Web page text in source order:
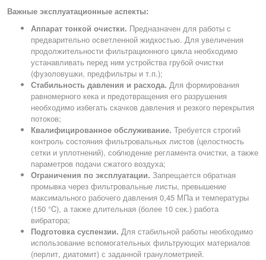
Важные эксплуатационные аспекты:
Аппарат тонкой очистки. Предназначен для работы с
предварительно осветленной жидкостью. Для увеличения
продолжительности фильтрационного цикла необходимо
устанавливать перед ним устройства грубой очистки
(фузоловушки, предфильтры и т.п.);
Стабильность давления и расхода. Для формирования
равномерного кека и предотвращения его разрушения
необходимо избегать скачков давления и резкого перекрытия
потоков;
Квалифицированное обслуживание. Требуется строгий
контроль состояния фильтровальных листов (целостность
сетки и уплотнений), соблюдение регламента очистки, а также
параметров подачи сжатого воздуха;
Ограничения по эксплуатации. Запрещается обратная
промывка через фильтровальные листы, превышение
максимального рабочего давления 0,45 МПа и температуры
(150 °C), а также длительная (более 10 сек.) работа
вибратора;
Подготовка суспензии. Для стабильной работы необходимо
использование вспомогательных фильтрующих материалов
(перлит, диатомит) с заданной гранулометрией.